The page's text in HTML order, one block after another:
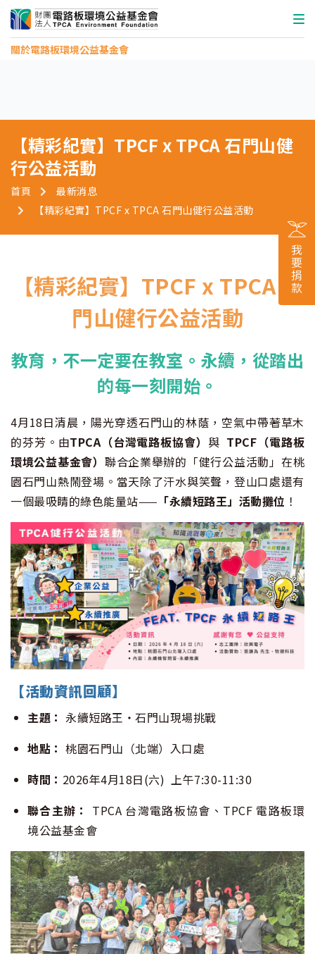
關於電路板環境公益基金會
【精彩紀實】TPCF x TPCA 石門山健
行公益活動
首頁
最新消息
【精彩紀實】TPCF x TPCA 石門山健行公益活動
【精彩紀實】TPCF x TPCA 石
門山健行公益活動
教育，不一定要在教室。永續，從踏出
的每一刻開始。
4月18日清晨，陽光穿透石門山的林蔭，空氣中帶著草木
的芬芳。由TPCA（台灣電路板協會） 與 TPCF（電路板
環境公益基金會） 聯合企業舉辦的「健行公益活動」在桃
園石門山熱鬧登場。當天除了汗水與笑聲，登山口處還有
一個最吸睛的綠色能量站—— 「永續短路王」活動攤位 ！
【活動資訊回顧】
主題： 永續短路王・石門山現場挑戰
地點： 桃園石門山（北端）入口處
時間： 2026年4月18日(六) 上午7:30-11:30
聯合主辦：
TPCA 台灣電路板協會、TPCF 電路板環
境公益基金會